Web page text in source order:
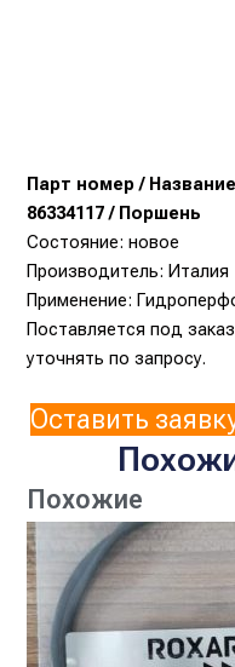
Парт номер / Название
86334117 / Поршень
Состояние: новое
Производитель: Италия
Применение:
Поставляется под
уточнять по запросу.
Оставить
Похожие